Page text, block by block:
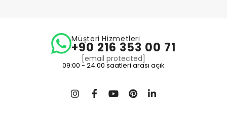
Müşteri Hizmetleri
+90 216 353 00 71
[email protected]
09:00 - 24:00 saatleri arası açık